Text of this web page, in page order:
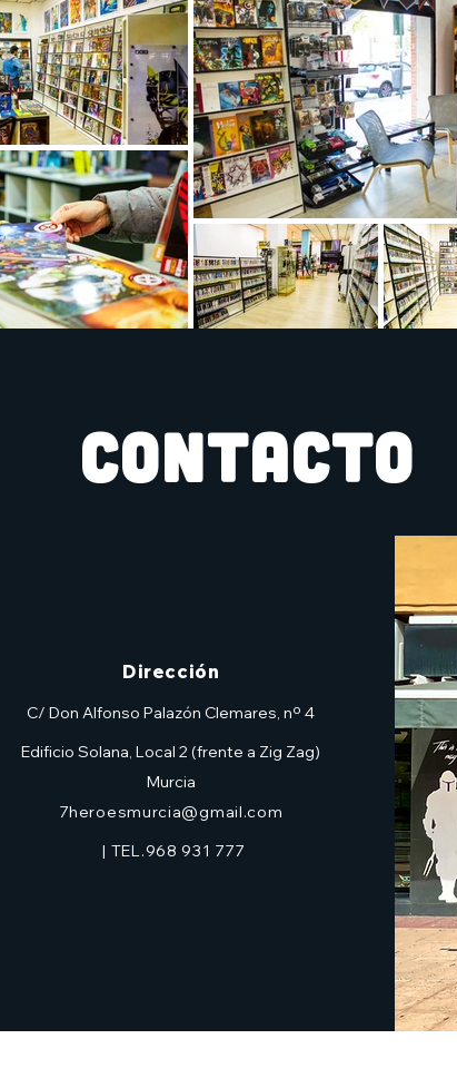
CONTACTO
Dirección
C/ Don Alfonso Palazón Clemares, nº 4
Edificio Solana, Local 2 (frente a Zig Zag)
Murcia
7heroesmurcia@gmail.com
| TEL.968 931 777